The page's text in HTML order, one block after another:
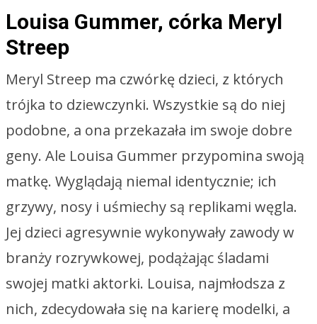
Louisa Gummer, córka Meryl
Streep
Meryl Streep ma czwórkę dzieci, z których
trójka to dziewczynki. Wszystkie są do niej
podobne, a ona przekazała im swoje dobre
geny. Ale Louisa Gummer przypomina swoją
matkę. Wyglądają niemal identycznie; ich
grzywy, nosy i uśmiechy są replikami węgla.
Jej dzieci agresywnie wykonywały zawody w
branży rozrywkowej, podążając śladami
swojej matki aktorki. Louisa, najmłodsza z
nich, zdecydowała się na karierę modelki, a